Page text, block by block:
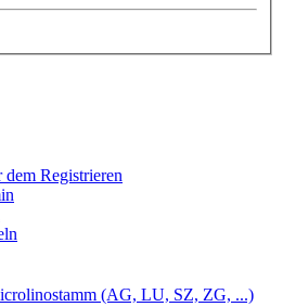
Registrieren
(AG, LU, SZ, ZG, ...)